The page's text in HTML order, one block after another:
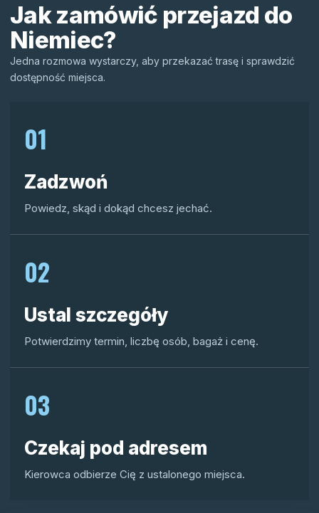
Jak zamówić przejazd do
Niemiec?
Jedna rozmowa wystarczy, aby przekazać trasę i sprawdzić
dostępność miejsca.
01
Zadzwoń
Powiedz, skąd i dokąd chcesz jechać.
02
Ustal szczegóły
Potwierdzimy termin, liczbę osób, bagaż i cenę.
03
Czekaj pod adresem
Kierowca odbierze Cię z ustalonego miejsca.